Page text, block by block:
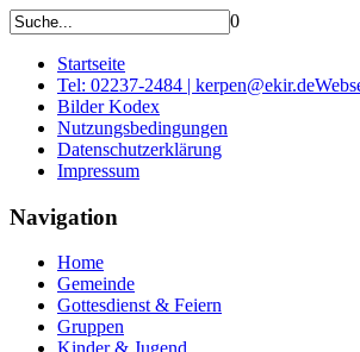
0
Startseite
Tel: 02237-2484 | kerpen@ekir.de
Bilder Kodex
Nutzungsbedingungen
Datenschutzerklärung
Impressum
Navigation
Home
Gemeinde
Gottesdienst & Feiern
Gruppen